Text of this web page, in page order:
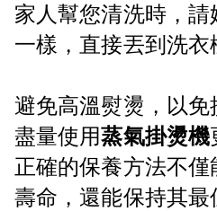
家人幫您清洗時，請
一樣 ，直接丟到洗衣
避免高溫熨燙，以免
盡量使用蒸氣掛燙機
正確的保養方法不僅
壽命，還能保持其最